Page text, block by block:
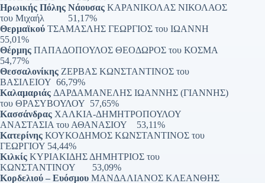
Ηρωικής Πόλης Νάουσας ΚΑΡΑΝΙΚΟΛΑΣ ΝΙΚΟΛΑΟΣ
του Μιχαήλ 51,17%
Θερμαϊκού ΤΣΑΜΑΣΛΗΣ ΓΕΩΡΓΙΟΣ του ΙΩΑΝΝΗ
55,01%
Θέρμης ΠΑΠΑΔΟΠΟΥΛΟΣ ΘΕΟΔΩΡΟΣ του ΚΟΣΜΑ
54,77%
Θεσσαλονίκης ΖΕΡΒΑΣ ΚΩΝΣΤΑΝΤΙΝΟΣ του
ΒΑΣΙΛΕΙΟΥ 66,79%
Καλαμαριάς ΔΑΡΔΑΜΑΝΕΛΗΣ ΙΩΑΝΝΗΣ (ΓΙΑΝΝΗΣ)
του ΘΡΑΣΥΒΟΥΛΟΥ 57,65%
Κασσάνδρας ΧΑΛΚΙΑ-ΔΗΜΗΤΡΟΠΟΥΛΟΥ
ΑΝΑΣΤΑΣΙΑ του ΑΘΑΝΑΣΙΟΥ 53,11%
Κατερίνης ΚΟΥΚΟΔΗΜΟΣ ΚΩΝΣΤΑΝΤΙΝΟΣ του
ΓΕΩΡΓΙΟΥ 54,44%
Κιλκίς ΚΥΡΙΑΚΙΔΗΣ ΔΗΜΗΤΡΙΟΣ του
ΚΩΝΣΤΑΝΤΙΝΟΥ 53,09%
Κορδελιού – Ευόσμου ΜΑΝΔΑΛΙΑΝΟΣ ΚΛΕΑΝΘΗΣ